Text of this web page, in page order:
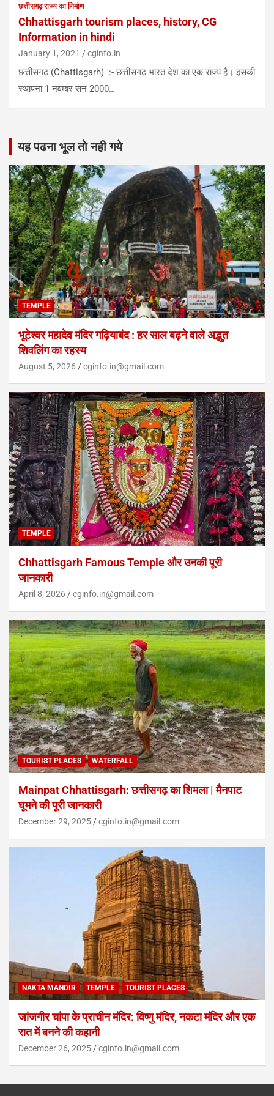
छत्तीसगढ़ राज्य का निर्माण
Chhattisgarh tourism places, history, CG
Information in hindi
January 1, 2021 cginfo.in
छत्तीसगढ़ (Chattisgarh) :- छत्तीसगढ़ भारत देश का एक राज्य है। इसकी
स्थापना 1 नवम्बर सन 2000…
यह पढना भूल तो नही गये
TEMPLE
भूटेश्वर महादेव मंदिर गढ़ियाबंद : हर साल बढ़ने वाले अद्भुत
शिवलिंग का रहस्य
August 5, 2026 cginfo.in@gmail.com
TEMPLE
Chhattisgarh Famous Temple और उनकी पूरी
जानकारी
April 8, 2026 cginfo.in@gmail.com
TOURIST PLACES WATERFALL
Mainpat Chhattisgarh: छत्तीसगढ़ का शिमला | मैनपाट
घूमने की पूरी जानकारी
December 29, 2025 cginfo.in@gmail.com
NAKTA MANDIR TEMPLE TOURIST PLACES
जांजगीर चांपा के प्राचीन मंदिर: विष्णु मंदिर, नकटा मंदिर और एक
रात में बनने की कहानी
December 26, 2025 cginfo.in@gmail.com